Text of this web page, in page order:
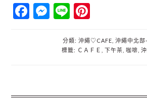
Facebook
Messenger
Line
分類: 沖繩♡CAFE 沖繩中北部
標籤: ＣＡＦＥ 下午茶 咖啡
主